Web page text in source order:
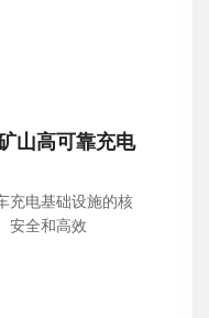
山高可靠充电
充电基础设施的核
安全和高效